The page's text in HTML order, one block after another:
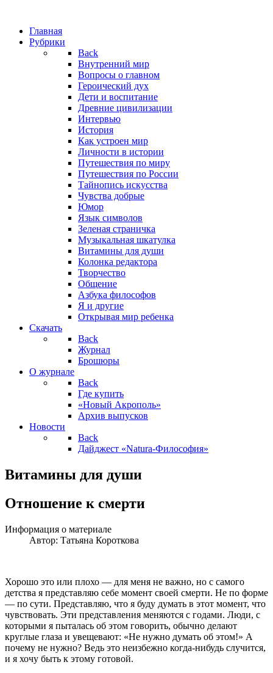
Главная
Рубрики
Back
Внутренний мир
Вопросы о главном
Героический дух
Дети и воспитание
Древние цивилизации
Интервью
История
Как устроен мир
Личности в истории
Путешествия по миру
Путешествия по России
Тайнопись искусства
Чувства добрые
Юмор
Язык символов
Зеленая страничка
Музыкальная шкатулка
Витамины для души
Колонка редактора
Творчество
Общение
Азбука философов
Я и другие
Открывая мир ребенка
Скачать
Back
Журнал
Брошюры
О журнале
Back
Где купить
«Новый Акрополь»
Архив выпусков
Новости
Back
Дайджест «Natura-Философия»
Витамины для души
Отношение к смерти
Информация о материале
Автор: Татьяна Короткова
Хорошо это или плохо — для меня не важно, но с самого
детства я представляю себе момент своей смерти. Не по форме
— по сути. Представляю, что я буду думать в этот момент, что
чувствовать. Эти представления меняются с годами. Люди, с
которыми я пыталась об этом говорить, обычно делают
круглые глаза и увещевают: «Не нужно думать об этом!» А
почему не нужно? Ведь это неизбежно когда-нибудь случится,
и я хочу быть к этому готовой.